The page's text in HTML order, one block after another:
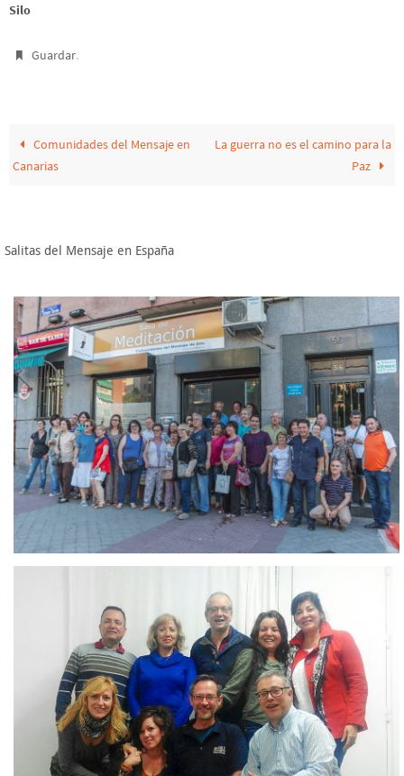
Silo
Guardar.
Comunidades del Mensaje en
Canarias
La guerra no es el camino para la
Paz
Salitas del Mensaje en España